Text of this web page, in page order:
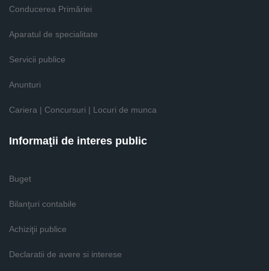
Conducerea Primăriei
Aparatul de specialitate
Servicii publice
Anunturi
Cariera | Concursuri | Locuri de munca
Informaţii de interes public
Buget
Bilanţuri contabile
Achiziţii publice
Declaratii de avere si interese